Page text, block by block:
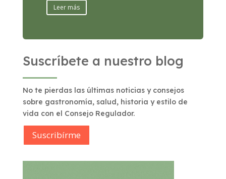
Leer más
Suscríbete a nuestro blog
No te pierdas las últimas noticias y consejos
sobre gastronomía, salud, historia y estilo de
vida con el Consejo Regulador.
Suscribírme